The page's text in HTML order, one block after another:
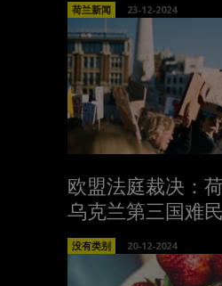
荷兰新闻 23-12-2024
欧盟法庭裁决：
乌克兰第三国难
没有类别 20-12-2024